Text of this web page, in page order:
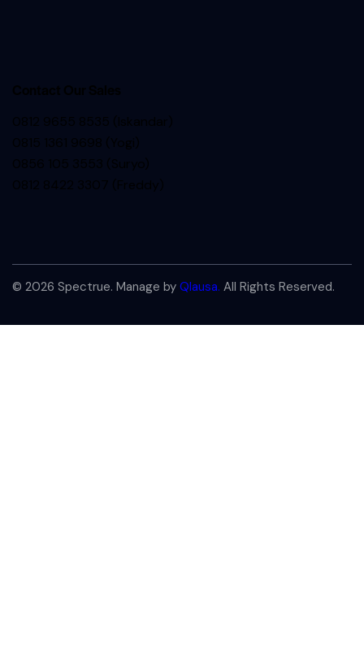
© 2026 Spectrue. Manage by Qlausa. All Rights Reserved.